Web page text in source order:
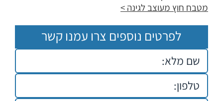
מטבח חוץ מעוצב לגינה >
לפרטים נוספים צרו עמנו קשר